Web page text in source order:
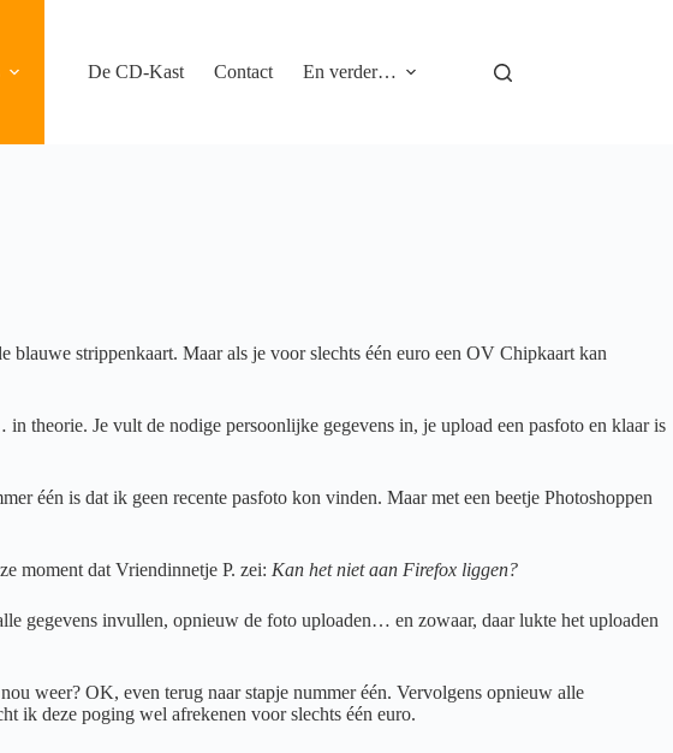
De CD-Kast Contact En verder…
strippenkaart. Maar als je voor slechts één euro een OV Chipkaart kan
theorie. Je vult de nodige persoonlijke gegevens in, je upload een pasfoto en klaar is
één is dat ik geen recente pasfoto kon vinden. Maar met een beetje Photoshoppen
moment dat Vriendinnetje P. zei: Kan het niet aan Firefox liggen?
gegevens invullen, opnieuw de foto uploaden… en zowaar, daar lukte het uploaden
weer? OK, even terug naar stapje nummer één. Vervolgens opnieuw alle
ik deze poging wel afrekenen voor slechts één euro.